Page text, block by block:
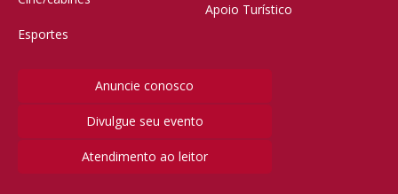
Esportes
Apoio Turístico
Anuncie conosco
Divulgue seu evento
Atendimento ao leitor